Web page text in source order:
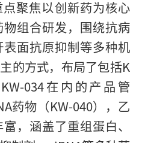
聚焦以创新药为核心
物组合研发，围绕抗病
面抗原抑制等多种机
的方式，布局了包括K
034在内的产品管
药物（KW-040），乙
，涵盖了重组蛋白、